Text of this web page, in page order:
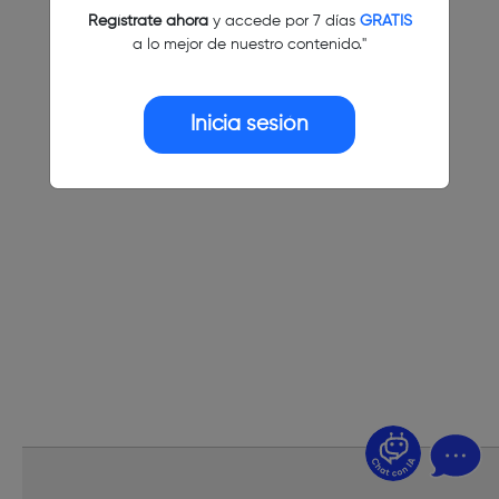
Regístrate ahoray accede por 7 días GRATIS
a lo mejor de nuestro contenido."
Inicia sesión